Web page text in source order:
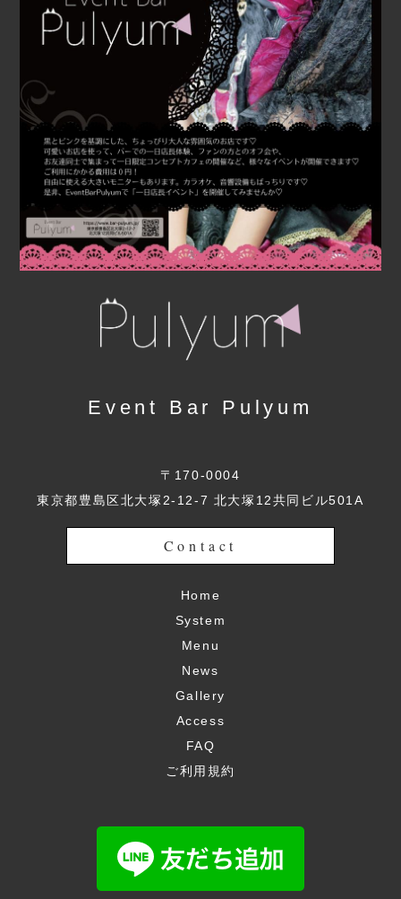
Event Bar Pulyum
〒170-0004
東京都豊島区北大塚2-12-7 北大塚12共同ビル501A
Contact
Home
System
Menu
News
Gallery
Access
FAQ
ご利用規約